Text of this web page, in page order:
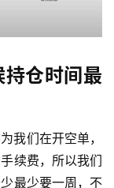
仓时间最
我们在开空单，
续费，所以我们
最少要一周，不